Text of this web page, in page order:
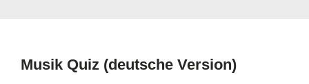
Musik Quiz (deutsche Version)